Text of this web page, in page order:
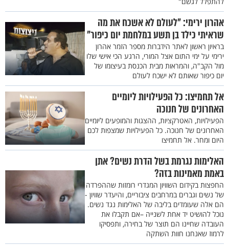
אהרון ירימי: "לעולם לא אשכח את מה
שראיתי כילד בן תשע במלחמת יום כיפור"
בראיון ראשון לאתר הידברות מספר הזמר אהרון
ירימי על ימי התום אצל המורי, הרגע הכי אישי שלו
מול הקב"ה, והמראות מבית הכנסת בעיצומו של
יום כיפור שאותם לא ישכח לעולם
אל תחמיצו: כל הפעילויות ליומיים
האחרונים של חנוכה
הפעילויות, האטרקציות, ההצגות והמופעים ליומיים
האחרונים של חנוכה. כל הפעילויות שמצפות לכם
היום ומחר. אל תחמיצו
האלימות נגרמת בשל הדרת נשים? אתן
באמת מאמינות בזה?
החפצות בקידום השוויון המגדרי רומזות שההפרדה
של נשים וגברים במרחבים ציבוריים, והיעדר שוויון -
הם אלה שעומדים בליבה של האלימות נגד נשים.
נוכל להושיט יד אחת לשנייה –אם תקבלו את
העובדה שחיינו הם תוצר של בחירה, ותפסיקו
לרמוז שאנחנו חוות השתקה